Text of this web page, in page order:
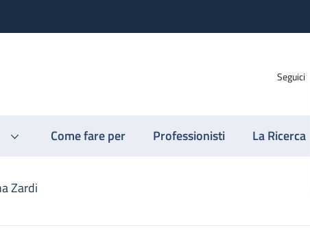
Seguici
Come fare per Professionisti La Ricerca
Zardi